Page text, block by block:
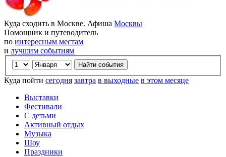
Куда сходить в Москве. Афиша Москвы
Помощник и путеводитель
по интересным местам
и лучшим событиям
Куда пойти сегодня завтра в выходные в этом месяце
Выставки
Фестивали
С детьми
Активный отдых
Музыка
Шоу
Праздники